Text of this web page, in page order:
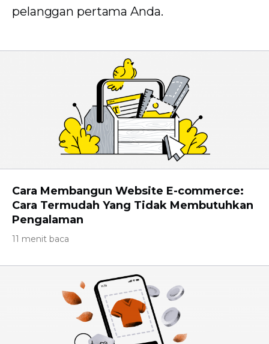
pelanggan pertama Anda.
Cara Membangun Website E-commerce:
Cara Termudah Yang Tidak Membutuhkan
Pengalaman
11 menit baca